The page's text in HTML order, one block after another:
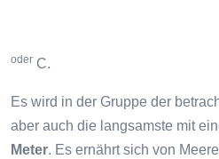
oder C.
Es wird in der Gruppe der
aber auch die langsamste mit
Meter. Es ernährt sich von